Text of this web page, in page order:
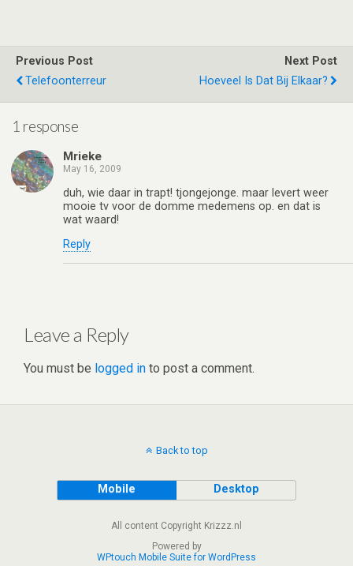
er dI
n
p
o
Previous Post
Telefoonterreur
Next Post
Hoeveel Is Dat Bij Elkaar?
1 response
Mrieke
May 16, 2009
duh, wie daar in trapt! tjongejonge. maar levert weer
mooie tv voor de domme medemens op. en dat is
wat waard!
Reply
Leave a Reply
You must be logged in to post a comment.
Back to top
Mobile Desktop
All content Copyright Krizzz.nl
Powered by
WPtouch Mobile Suite for WordPress